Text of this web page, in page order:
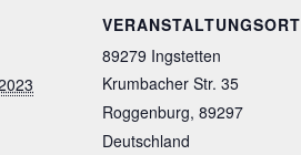
VERANSTALTUNGSORT
89279 Ingstetten
Krumbacher Str. 35
Roggenburg, 89297
Deutschland